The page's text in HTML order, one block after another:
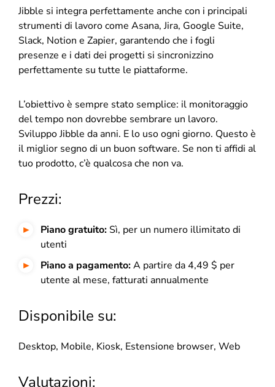
Jibble si integra perfettamente anche con i principali
strumenti di lavoro come Asana, Jira, Google Suite,
Slack, Notion e Zapier, garantendo che i fogli
presenze e i dati dei progetti si sincronizzino
perfettamente su tutte le piattaforme.
L’obiettivo è sempre stato semplice: il monitoraggio
del tempo non dovrebbe sembrare un lavoro.
Sviluppo Jibble da anni. E lo uso ogni giorno. Questo è
il miglior segno di un buon software. Se non ti affidi al
tuo prodotto, c’è qualcosa che non va.
Prezzi:
Piano gratuito: Sì, per un numero illimitato di
utenti
Piano a pagamento:A partire da 4,49 $ per
utente al mese, fatturati annualmente
Disponibile su:
Desktop, Mobile, Kiosk, Estensione browser, Web
Valutazioni: